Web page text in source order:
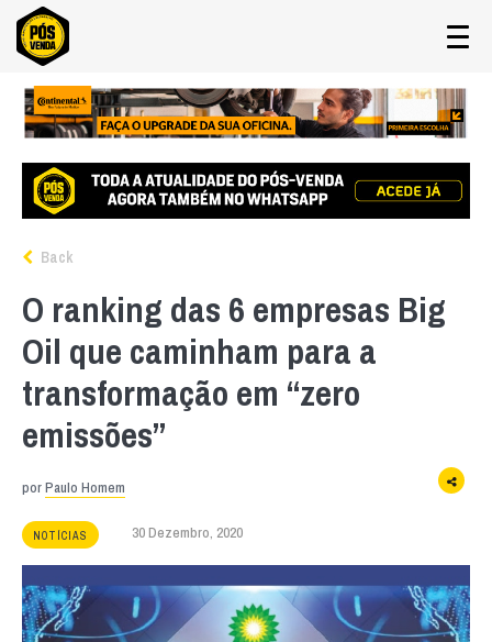
Back
O ranking das 6 empresas Big
Oil que caminham para a
transformação em “zero
emissões”
porPaulo Homem
NOTÍCIAS 30 Dezembro, 2020